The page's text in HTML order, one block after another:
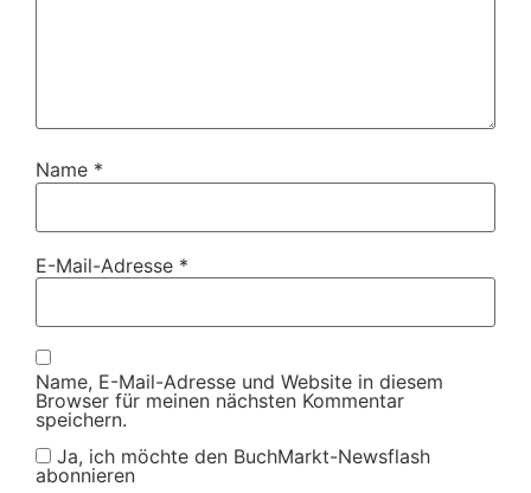
Name *
E-Mail-Adresse *
Name, E-Mail-Adresse und Website in diesem
Browser für meinen nächsten Kommentar
speichern.
Ja, ich möchte den BuchMarkt-Newsflash
abonnieren